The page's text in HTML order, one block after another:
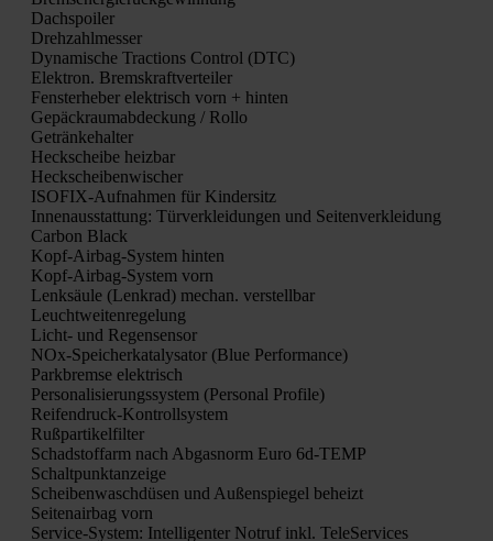
Dach­spoi­ler
Dreh­zahl­mes­ser
Dyna­mi­sche Trac­tions Con­trol (DTC)
Elek­tron. Brems­kraft­ver­tei­ler
Fens­ter­he­ber elek­trisch vorn + hin­ten
Gepäck­raum­ab­de­ckung / Rol­lo
Geträn­ke­hal­ter
Heck­schei­be heiz­bar
Heck­schei­ben­wi­scher
ISO­FIX-Auf­nah­men für Kin­der­sitz
Innen­aus­stat­tung: Tür­ver­klei­dun­gen und Sei­ten­ver­klei­dung
Car­bon Black
Kopf-Air­bag-Sys­tem hin­ten
Kopf-Air­bag-Sys­tem vorn
Lenk­säu­le (Lenk­rad) mechan. ver­stell­bar
Leucht­wei­ten­re­ge­lung
Licht- und Regen­sen­sor
NOx-Spei­cher­ka­ta­ly­sa­tor (Blue Per­for­mance)
Park­brem­se elek­trisch
Per­so­na­li­sie­rungs­sys­tem (Per­so­nal Pro­fi­le)
Rei­fen­druck-Kon­troll­sys­tem
Ruß­par­ti­kel­fil­ter
Schad­stoff­arm nach Abgas­norm Euro 6d-TEMP
Schalt­punkt­an­zei­ge
Schei­ben­wasch­dü­sen und Außen­spie­gel beheizt
Sei­ten­air­bag vorn
Ser­vice-Sys­tem: Intel­li­gen­ter Not­ruf inkl. Tele­Ser­vices